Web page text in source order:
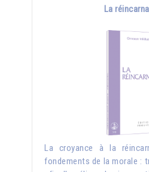
La
La croyance à la
fondements de la morale :